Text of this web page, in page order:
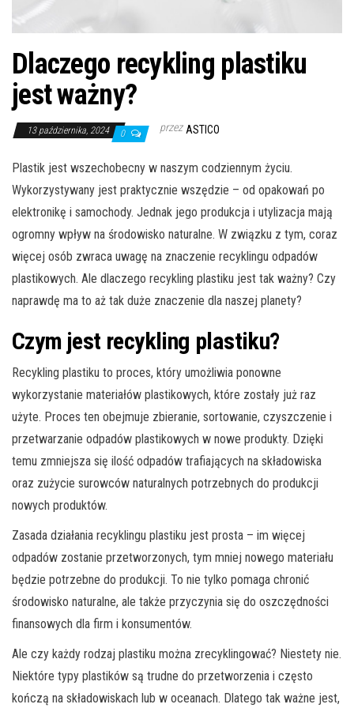
Dlaczego recykling plastiku
jest ważny?
13 października, 2024 0 przez ASTICO
Plastik jest wszechobecny w naszym codziennym życiu.
Wykorzystywany jest praktycznie wszędzie – od opakowań po
elektronikę i samochody. Jednak jego produkcja i utylizacja mają
ogromny wpływ na środowisko naturalne. W związku z tym, coraz
więcej osób zwraca uwagę na znaczenie recyklingu odpadów
plastikowych. Ale dlaczego recykling plastiku jest tak ważny? Czy
naprawdę ma to aż tak duże znaczenie dla naszej planety?
Czym jest recykling plastiku?
Recykling plastiku to proces, który umożliwia ponowne
wykorzystanie materiałów plastikowych, które zostały już raz
użyte. Proces ten obejmuje zbieranie, sortowanie, czyszczenie i
przetwarzanie odpadów plastikowych w nowe produkty. Dzięki
temu zmniejsza się ilość odpadów trafiających na składowiska
oraz zużycie surowców naturalnych potrzebnych do produkcji
nowych produktów.
Zasada działania recyklingu plastiku jest prosta – im więcej
odpadów zostanie przetworzonych, tym mniej nowego materiału
będzie potrzebne do produkcji. To nie tylko pomaga chronić
środowisko naturalne, ale także przyczynia się do oszczędności
finansowych dla firm i konsumentów.
Ale czy każdy rodzaj plastiku można zrecyklingować? Niestety nie.
Niektóre typy plastików są trudne do przetworzenia i często
kończą na składowiskach lub w oceanach. Dlatego tak ważne jest,